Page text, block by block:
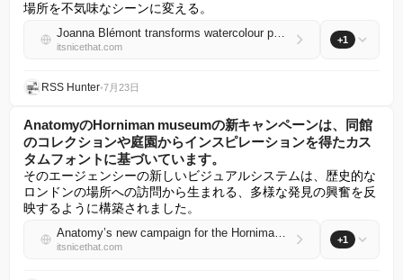
場所を不気味なシーンに変える。
Joanna Blémont transforms watercolour paintings into comics, zines and a 2,000-frame film for Loewe
itsnicethat.com
+1
RSS Hunter•7月23日
AnatomyのHorniman museumの新キャンペーンは、同館
のコレクションや庭園からインスピレーションを得たカス
タムフォントに基づいています。
そのエージェンシーの新しいビジュアルシステムは、歴史的な
ロンドンの場所への訪問から生まれる、多様な発見の興奮を反
映するように構築されました。
Anatomy’s new campaign for the Horniman museum is built on a bespoke typeface foraged from the museum’s collections and gardens
itsnicethat.com
+1